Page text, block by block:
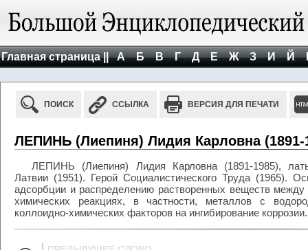
Главная страница || А Б В Г Д Е Ж З И Й
ПОИСК ССЫЛКА ВЕРСИЯ ДЛЯ ПЕЧАТИ
ЛЕПИНЬ (Лиепиня) Лидия Карловна (1891-
ЛЕПИНЬ (Лиепиня) Лидия Карловна (1891-1985),
Латвии (1951). Герой Социалистического Труда (1965).
адсорбции и распределению растворенных веществ
химических реакциях, в частности, металлов с
коллоидно-химических факторов на ингибирование коррозии.